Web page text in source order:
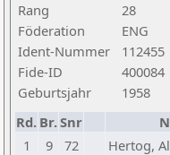
Rang
28
Föderation
ENG
Ident-Nummer
112455
Fide-ID
400084
Geburtsjahr
1958
Rd. Br.Snr
1
9 72 Hertog,